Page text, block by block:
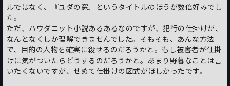
ルではなく、『ユダの窓』というタイトルのほうが数倍好みでし
た。
ただ、ハウダニット小説あるあるなのですが、犯行の仕掛けが、
なんとなくしか理解できませんでした。そもそも、あんな方法
で、目的の人物を確実に殺せるのだろうかと。もし被害者が仕掛
けに気がついたらどうするのだろうかと。あまり野暮なことは言
いたくないですが、せめて仕掛けの図式がほしかったです。